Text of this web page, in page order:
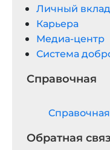
Личный вклад
Карьера
Медиа-центр
Система
Справочная
Обратная